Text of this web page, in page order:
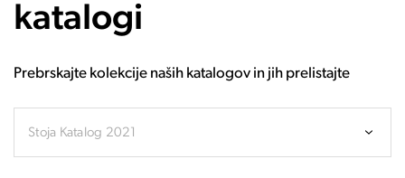
katalogi
Prebrskajte kolekcije naših katalogov in jih prelistajte
Stoja Katalog 2021